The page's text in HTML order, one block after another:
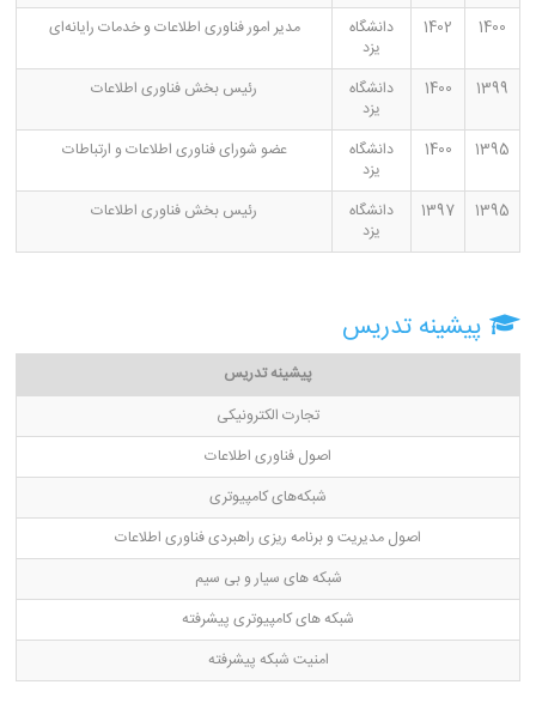
1400
1402
دانشگاه
یزد
مدیر امور فناوری اطلاعات و خدمات رایانه‌ای
1399
1400
دانشگاه
یزد
رئیس بخش فناوری اطلاعات
1395
1400
دانشگاه
یزد
عضو شورای فناوری اطلاعات و ارتباطات
1395
1397
دانشگاه
یزد
رئیس بخش فناوری اطلاعات
پیشینه تدریس
پیشینه تدریس
تجارت الکترونیکی
اصول فناوری اطلاعات
شبکه‌های کامپیوتری
اصول مدیریت و برنامه ریزی راهبردی فناوری اطلاعات
شبکه های سیار و بی سیم
شبکه های کامپیوتری پیشرفته
امنیت شبکه پیشرفته